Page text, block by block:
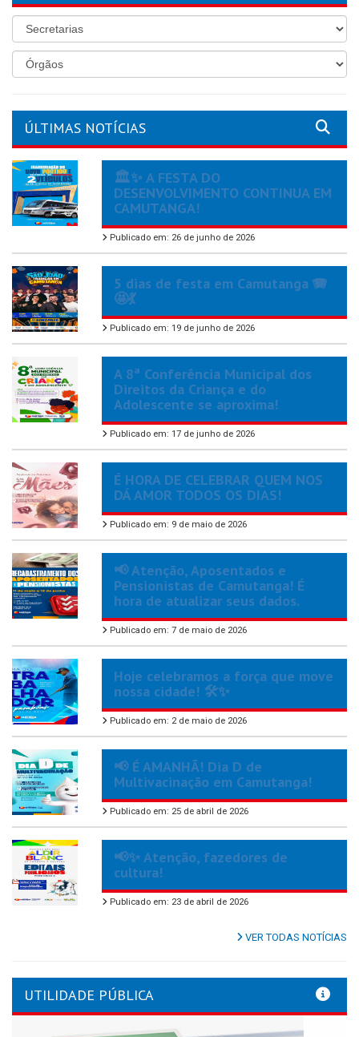
ÚLTIMAS NOTÍCIAS
🏛️✨ A FESTA DO
DESENVOLVIMENTO CONTINUA EM
CAMUTANGA!
Publicado em: 26 de junho de 2026
5 dias de festa em Camutanga 🪗
🤩💃
Publicado em: 19 de junho de 2026
A 8ª Conferência Municipal dos
Direitos da Criança e do
Adolescente se aproxima!
Publicado em: 17 de junho de 2026
É HORA DE CELEBRAR QUEM NOS
DÁ AMOR TODOS OS DIAS!
Publicado em: 9 de maio de 2026
📢 Atenção, Aposentados e
Pensionistas de Camutanga! É
hora de atualizar seus dados.
Publicado em: 7 de maio de 2026
Hoje celebramos a força que move
nossa cidade! 🛠️✨
Publicado em: 2 de maio de 2026
📢 É AMANHÃ! Dia D de
Multivacinação em Camutanga!
Publicado em: 25 de abril de 2026
📢✨ Atenção, fazedores de
cultura!
Publicado em: 23 de abril de 2026
VER TODAS NOTÍCIAS
UTILIDADE PÚBLICA